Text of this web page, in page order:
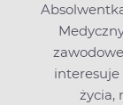
życia,